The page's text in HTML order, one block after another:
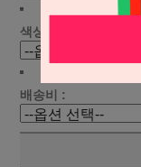
색상선택 :
배송비 :